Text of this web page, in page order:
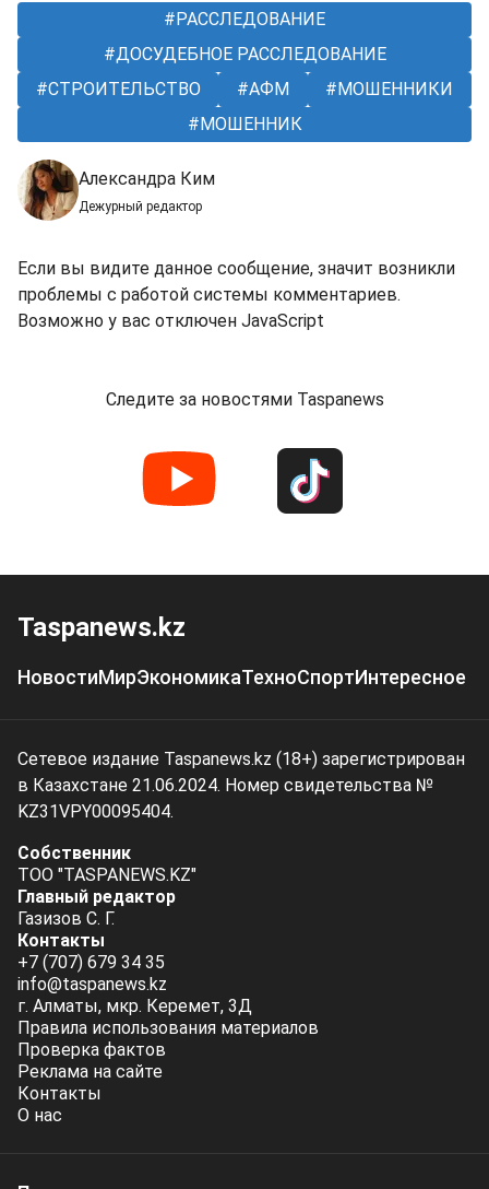
РАССЛЕДОВАНИЕ
ДОСУДЕБНОЕ РАССЛЕДОВАНИЕ
СТРОИТЕЛЬСТВО
АФМ
МОШЕННИКИ
МОШЕННИК
Александра Ким
Дежурный редактор
Если вы видите данное сообщение, значит возникли
проблемы с работой системы комментариев.
Возможно у вас отключен JavaScript
Следите за новостями Taspanews
Taspanews.kz
НовостиМирЭкономикаТехноСпортИнтересное
Сетевое издание Taspanews.kz (18+) зарегистрирован
в Казахстане 21.06.2024. Номер свидетельства №
KZ31VPY00095404.
Собственник
ТОО "TASPANEWS.KZ"
Главный редактор
Газизов С. Г.
Контакты
+7 (707) 679 34 35
info@taspanews.kz
г. Алматы, мкр. Керемет, 3Д
Правила использования материалов
Проверка фактов
Реклама на сайте
Контакты
О нас